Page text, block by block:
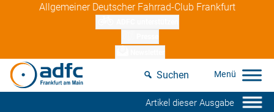
Allgemeiner Deutscher Fahrrad-Club Frankfurt
Suchen
Artikel dieser Ausgabe